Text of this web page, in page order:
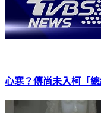
心寒？傳尚未入柯「